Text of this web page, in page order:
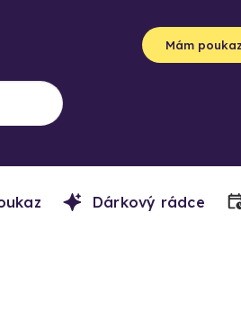
Mám
Dárkový rádce